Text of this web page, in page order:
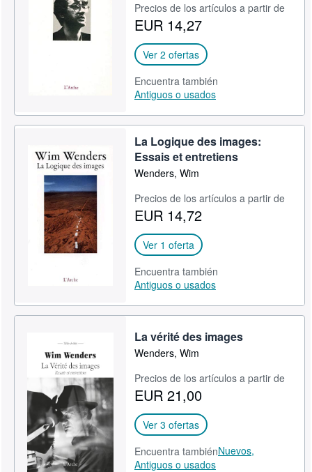
CERRAR
Precios de los artículos a partir de
EUR 14,27
Ver 2 ofertas
Encuentra también
Antiguos o usados
La Logique des images:
Essais et entretiens
Wenders, Wim
Precios de los artículos a partir de
EUR 14,72
Ver 1 oferta
Encuentra también
Antiguos o usados
La vérité des images
Wenders, Wim
Precios de los artículos a partir de
EUR 21,00
Ver 3 ofertas
Encuentra tambiénNuevos,
Antiguos o usados